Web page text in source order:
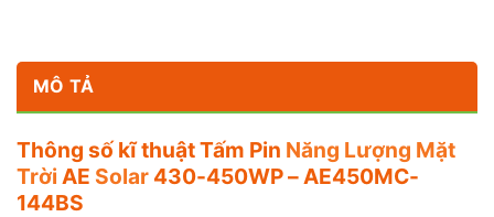
MÔ TẢ
Thông số kĩ thuật Tấm Pin Năng Lượng Mặt
Trời AE Solar 430-450WP – AE450MC-
144BS